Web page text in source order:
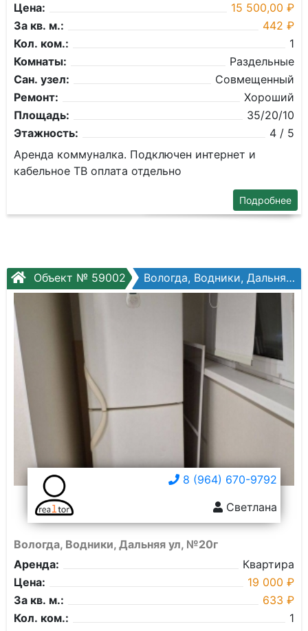
Цена:
15 500,00 ₽
За кв. м.:
442 ₽
Кол. ком.:
1
Комнаты:
Раздельные
Сан. узел:
Совмещенный
Ремонт:
Хороший
Площадь:
35/20/10
Этажность:
4 / 5
Аренда коммуналка. Подключен интернет и
кабельное ТВ оплата отдельно
Подробнее
Объект № 59002 Вологда, Водники, Дальняя ул, №20г
8 (964) 670-9792
Светлана
Вологда, Водники, Дальняя ул, №20г
Аренда:
Квартира
Цена:
19 000 ₽
За кв. м.:
633 ₽
Кол. ком.:
1